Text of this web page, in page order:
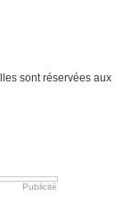
sont réservées aux
Publicité